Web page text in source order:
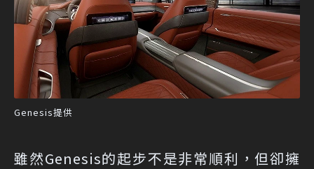
Genesis提供
雖然Genesis的起步不是非常順利，但卻擁